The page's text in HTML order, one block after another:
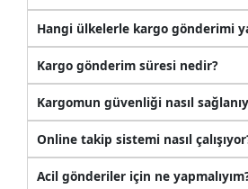
Hangi ülkelerle kargo gönderimi
Kargo gönderim süresi nedir?
Kargomun güvenliği nasıl
Online takip sistemi nasıl
Acil gönderiler için ne